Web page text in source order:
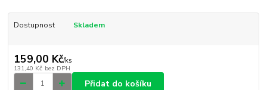
Dostupnost Skladem
159,00 Kč/ks
131,40 Kč bez DPH
Přidat do košíku